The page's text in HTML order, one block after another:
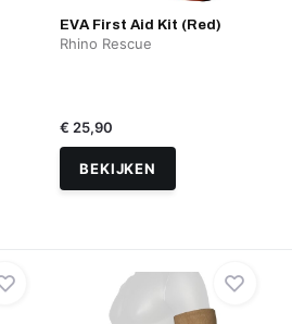
EVA First Aid Kit (Red)
Rhino Rescue
€ 25,90
BEKIJKEN